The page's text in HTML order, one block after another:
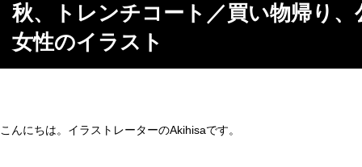
秋、トレンチコート／買い物帰り
女性のイラスト
こんにちは。イラストレーターのAkihisaです。